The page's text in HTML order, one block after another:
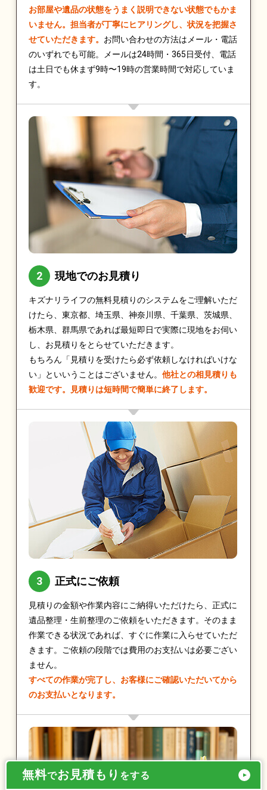
お部屋や遺品の状態をうまく説明できない状態でもかま
いません。担当者が丁寧にヒアリングし、状況を把握さ
せていただきます。 お問い合わせの方法はメール・電話
のいずれでも可能。メールは24時間・365日受付、電話
は土日でも休まず9時〜19時の営業時間で対応していま
す。
現地でのお見積り
キズナリライフの無料見積りのシステムをご理解いただ
けたら、東京都、埼玉県、神奈川県、千葉県、茨城県、
栃木県、群馬県であれば最短即日で実際に現地をお伺い
し、お見積りをとらせていただきます。
もちろん「見積りを受けたら必ず依頼しなければいけな
い」といいうことはございません。 他社との相見積りも
歓迎です。見積りは短時間で簡単に終了します。
正式にご依頼
見積りの金額や作業内容にご納得いただけたら、正式に
遺品整理・生前整理のご依頼をいただきます。そのまま
作業できる状況であれば、すぐに作業に入らせていただ
きます。ご依頼の段階では費用のお支払いは必要ござい
ません。
すべての作業が完了し、お客様にご確認いただいてから
のお支払いとなります。
無料でお見積もり をする